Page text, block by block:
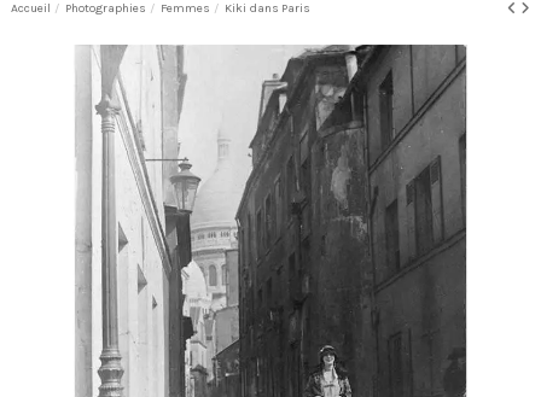
Accueil Photographies Femmes Kiki dans Paris